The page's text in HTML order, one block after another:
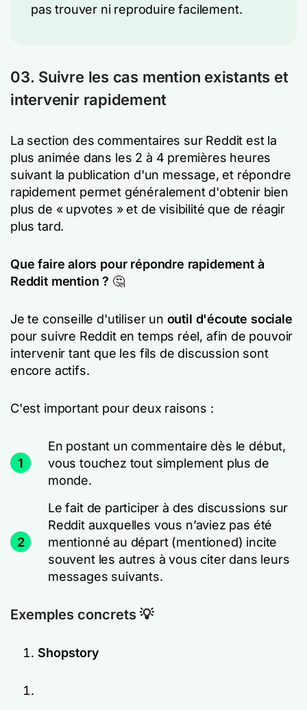
pas trouver ni reproduire facilement.
03. Suivre les cas mention existants et
intervenir rapidement
La section des commentaires sur Reddit est la
plus animée dans les 2 à 4 premières heures
suivant la publication d'un message, et répondre
rapidement permet généralement d'obtenir bien
plus de « upvotes » et de visibilité que de réagir
plus tard.
Que faire alors pour répondre rapidement à
Reddit mention ? 🤔
Je te conseille d'utiliser un outil d'écoute sociale
pour suivre Reddit en temps réel, afin de pouvoir
intervenir tant que les fils de discussion sont
encore actifs.
C'est important pour deux raisons :
1
En postant un commentaire dès le début,
vous touchez tout simplement plus de
monde.
2
Le fait de participer à des discussions sur
Reddit auxquelles vous n’aviez pas été
mentionné au départ (mentioned) incite
souvent les autres à vous citer dans leurs
messages suivants.
Exemples concrets 💡
Shopstory